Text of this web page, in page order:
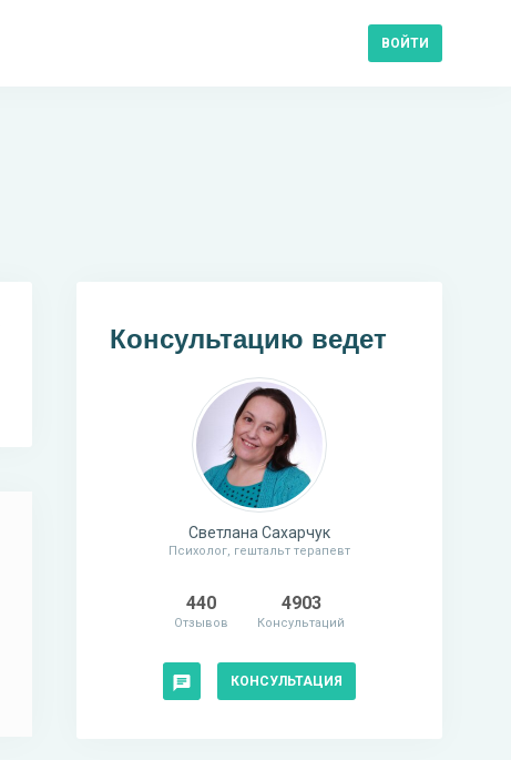
ВОЙТИ
Консультацию ведет
Светлана Сахарчук
Психолог, гештальт терапевт
440
Отзывов
4903
Консультаций
КОНСУЛЬТАЦИЯ